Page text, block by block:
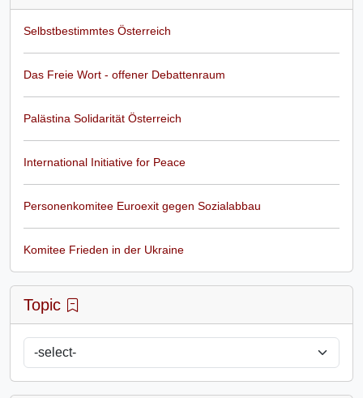
Selbstbestimmtes Österreich
Das Freie Wort - offener Debattenraum
Palästina Solidarität Österreich
International Initiative for Peace
Personenkomitee Euroexit gegen Sozialabbau
Komitee Frieden in der Ukraine
Topic